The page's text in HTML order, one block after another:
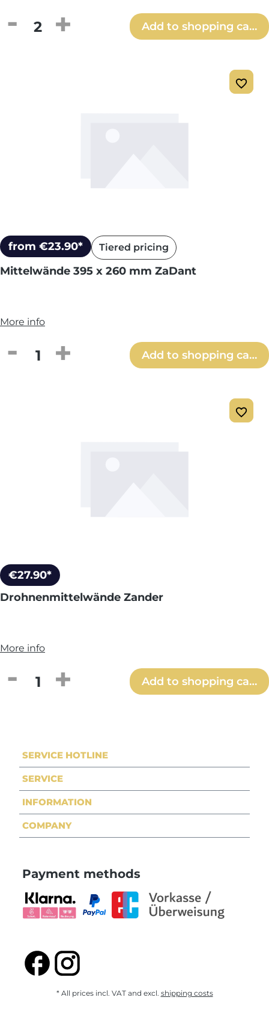
Product Quantity: Enter the desired
Add to shopping cart
from €23.90* Tiered pricing
Mittelwände 395 x 260 mm ZaDant
More info
Product Quantity: Enter the desired
Add to shopping cart
€27.90*
Drohnenmittelwände Zander
More info
Product Quantity: Enter the desired
Add to shopping cart
SERVICE HOTLINE
SERVICE
INFORMATION
COMPANY
Payment methods
* All prices incl. VAT and excl. shipping costs